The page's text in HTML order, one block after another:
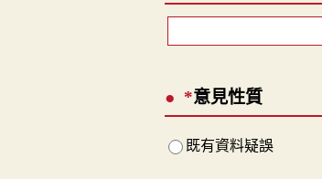
*意見性質
既有資料疑誤